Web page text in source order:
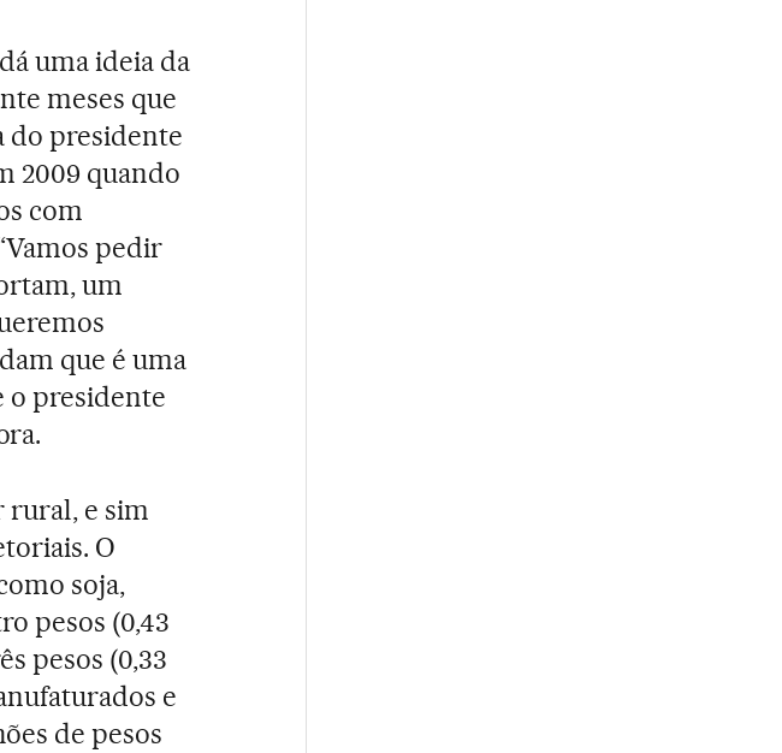
uma ideia da
meses que
do presidente
2009 quando
com
pedir
um
que é uma
o presidente
rural, e sim
O
soja,
pesos (0,43
pesos (0,33
e
de pesos